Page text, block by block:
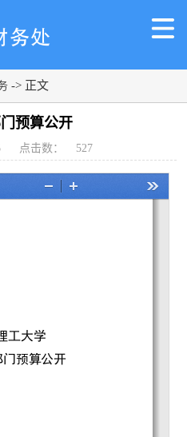
-> 正文
预算公开
点击数： 527